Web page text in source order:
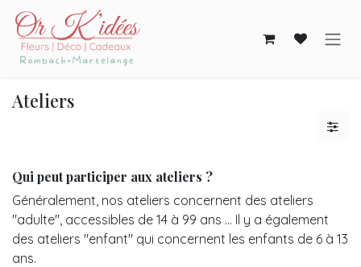
Skip to Content
Ateliers
Qui peut participer aux ateliers ?
Généralement, nos ateliers concernent des ateliers
"adulte", accessibles de 14 à 99 ans ... Il y a également
des ateliers "enfant" qui concernent les enfants de 6 à 13
ans.